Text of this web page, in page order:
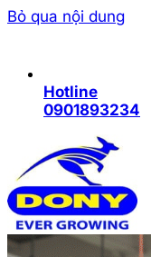
Bỏ qua nội dung
Hotline
0901893234